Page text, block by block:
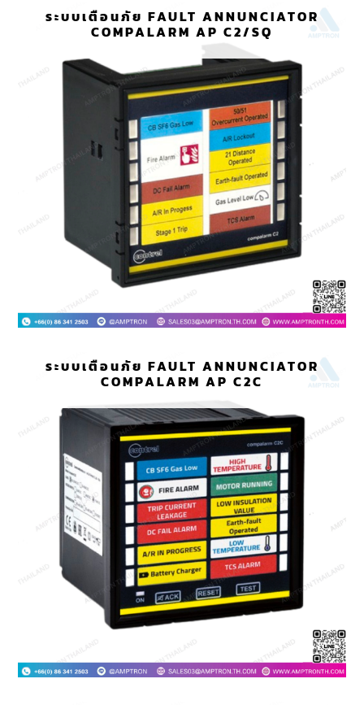
ระบบเตือนภัย FAULT ANNUNCIATOR
COMPALARM AP C2/SQ
ระบบเตือนภัย FAULT ANNUNCIATOR
COMPALARM AP C2C